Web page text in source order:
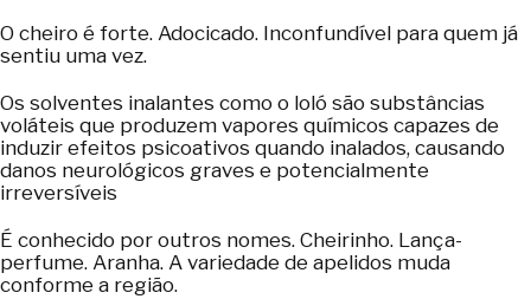
O cheiro é forte. Adocicado. Inconfundível para quem já
sentiu uma vez.
Os solventes inalantes como o loló são substâncias
voláteis que produzem vapores químicos capazes de
induzir efeitos psicoativos quando inalados, causando
danos neurológicos graves e potencialmente
irreversíveis
É conhecido por outros nomes. Cheirinho. Lança-
perfume. Aranha. A variedade de apelidos muda
conforme a região.